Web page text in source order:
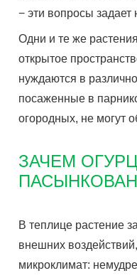
− эти вопросы задает
Одни и те же
открытое
нуждаются в
посаженные в
огородных, не могут
ЗАЧЕМ
В теплице растение
внешних
микроклимат: